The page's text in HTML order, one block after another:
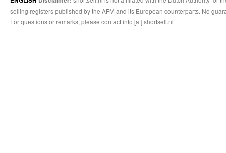
selling registers published by the AFM and its European counterparts. No
For questions or remarks, please contact info [at] shortsell.nl